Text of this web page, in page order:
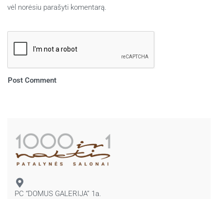
vėl norėsiu parašyti komentarą.
PC “DOMUS GALERIJA” 1a.